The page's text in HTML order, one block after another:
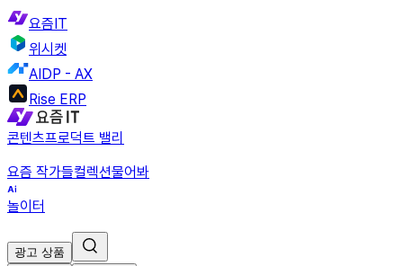
요즘IT
위시켓
AIDP - AX
Rise ERP
콘텐츠프로덕트 밸리
요즘 작가들컬렉션물어봐
놀이터
광고 상품